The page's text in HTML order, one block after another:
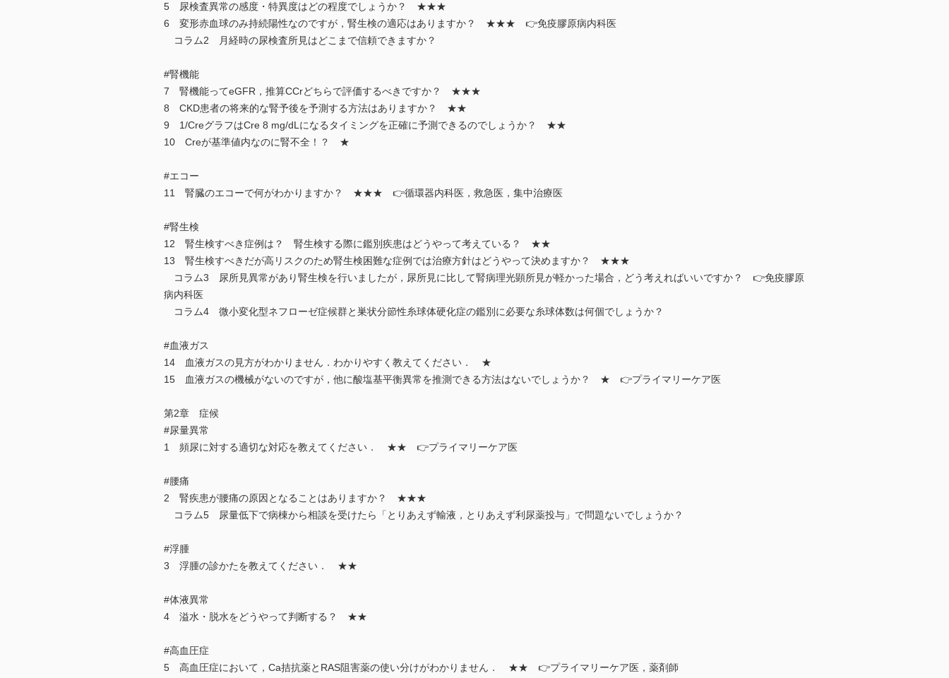
5 尿検査異常の感度・特異度はどの程度でしょうか？ ★★★
6 変形赤血球のみ持続陽性なのですが，腎生検の適応はありますか？ ★★★ 👉免疫膠原病内科医
コラム2 月経時の尿検査所見はどこまで信頼できますか？
#腎機能
7 腎機能ってeGFR，推算CCrどちらで評価するべきですか？ ★★★
8 CKD患者の将来的な腎予後を予測する方法はありますか？ ★★
9 1/CreグラフはCre 8 mg/dLになるタイミングを正確に予測できるのでしょうか？ ★★
10 Creが基準値内なのに腎不全！？ ★
#エコー
11 腎臓のエコーで何がわかりますか？ ★★★ 👉循環器内科医，救急医，集中治療医
#腎生検
12 腎生検すべき症例は？ 腎生検する際に鑑別疾患はどうやって考えている？ ★★
13 腎生検すべきだが高リスクのため腎生検困難な症例では治療方針はどうやって決めますか？ ★★★
コラム3 尿所見異常があり腎生検を行いましたが，尿所見に比して腎病理光顕所見が軽かった場合，どう考えればいいですか？ 👉免疫膠原
病内科医
コラム4 微小変化型ネフローゼ症候群と巣状分節性糸球体硬化症の鑑別に必要な糸球体数は何個でしょうか？
#血液ガス
14 血液ガスの見方がわかりません．わかりやすく教えてください． ★
15 血液ガスの機械がないのですが，他に酸塩基平衡異常を推測できる方法はないでしょうか？ ★ 👉プライマリーケア医
第2章 症候
#尿量異常
1 頻尿に対する適切な対応を教えてください． ★★ 👉プライマリーケア医
#腰痛
2 腎疾患が腰痛の原因となることはありますか？ ★★★
コラム5 尿量低下で病棟から相談を受けたら「とりあえず輸液，とりあえず利尿薬投与」で問題ないでしょうか？
#浮腫
3 浮腫の診かたを教えてください． ★★
#体液異常
4 溢水・脱水をどうやって判断する？ ★★
#高血圧症
5 高血圧症において，Ca拮抗薬とRAS阻害薬の使い分けがわかりません． ★★ 👉プライマリーケア医，薬剤師